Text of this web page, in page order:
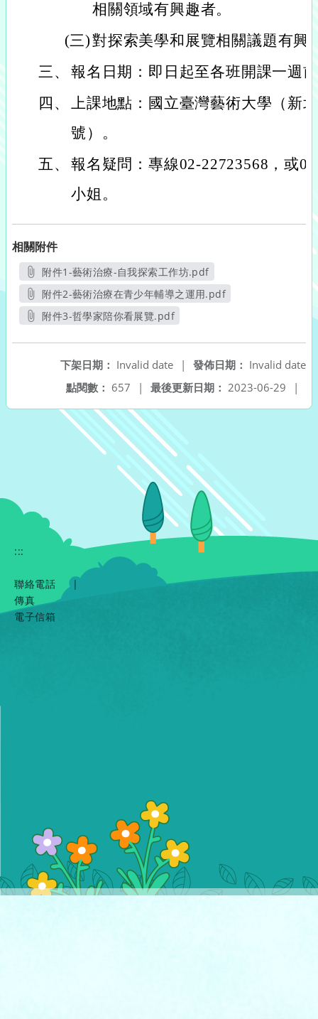
相關領域有興趣者。
(三)對探索美學和展覽相關議題有興
三、 報名日期：即日起至各班開課一週
四、 上課地點：國立臺灣藝術大學（新
號）。
五、 報名疑問：專線02-22723568，或
小姐。
相關附件
附件1-藝術治療-自我探索工作坊.pdf
另開新視窗
附件2-藝術治療在青少年輔導之運用.pdf
另開新視窗
附件3-哲學家陪你看展覽.pdf
發佈日期： Invalid date
下架日期： Invalid date
|
最後更新日期： 2023-06-29 |
點閱數： 657 |
:::
聯絡電話
|
傳真
電子信箱